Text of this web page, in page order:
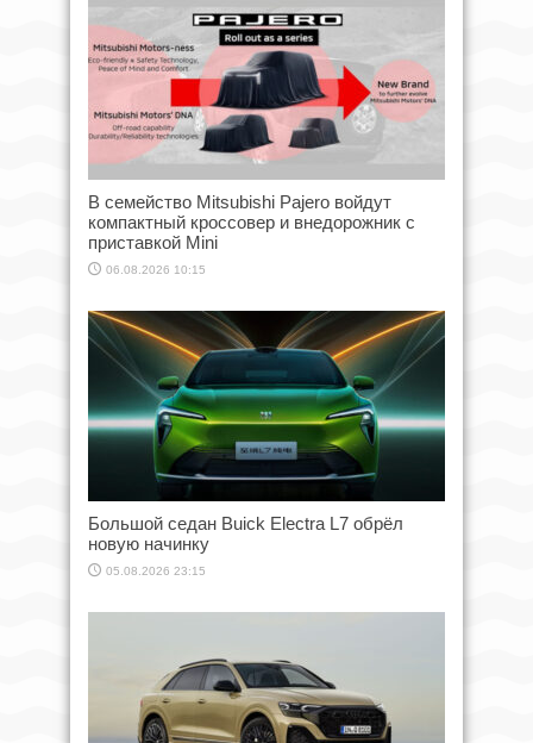
В семейство Mitsubishi Pajero войдут
компактный кроссовер и внедорожник с
приставкой Mini
06.08.2026 10:15
Большой седан Buick Electra L7 обрёл
новую начинку
05.08.2026 23:15